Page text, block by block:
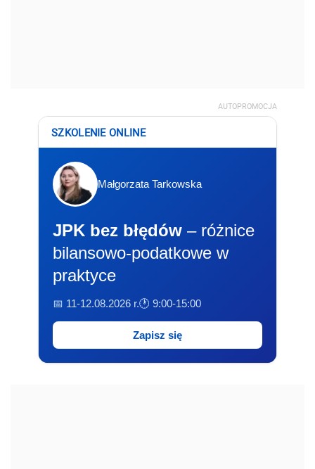
AUTOPROMOCJA
SZKOLENIE ONLINE
Małgorzata Tarkowska
JPK bez błędów – różnice
bilansowo-podatkowe w
praktyce
📅 11-12.08.2026 r.🕐 9:00-15:00
Zapisz się